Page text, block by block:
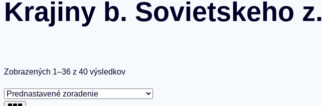
Krajiny b. Sovietskeho z.
Zobrazených 1–36 z 40 výsledkov